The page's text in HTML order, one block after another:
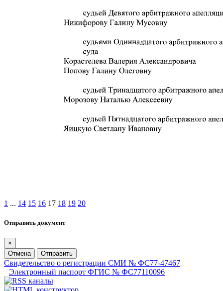
1 ... 14 15 16 17 18 19 20
Отправить документ
×
Отмена
Отправить
Свидетельство о регистрации СМИ № ФС77-47467
Электронный паспорт ФГИС № ФС77110096